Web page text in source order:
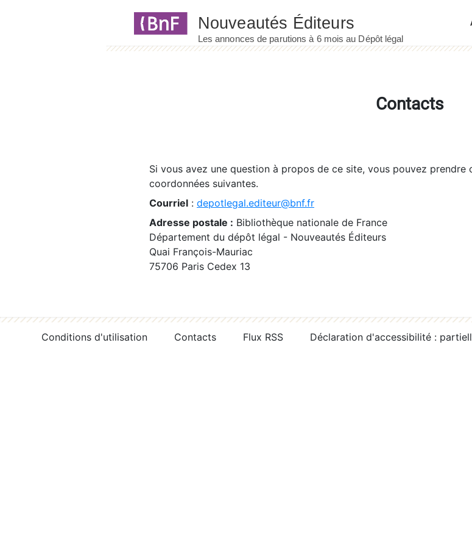
Contacts
Si vous avez une question à propos de ce site, vous pouvez prendre
coordonnées suivantes.
Courriel : depotlegal.editeur@bnf.fr
Adresse postale : Bibliothèque nationale de France
Département du dépôt légal - Nouveautés Éditeurs
Quai François-Mauriac
75706 Paris Cedex 13
Conditions d'utilisation Contacts Flux RSS Déclaration d'accessibilité :